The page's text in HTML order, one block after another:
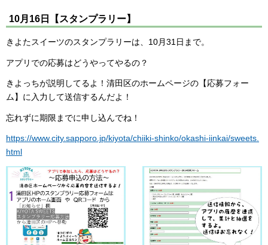
10月16日【スタンプラリー】
きよたスイーツのスタンプラリーは、10月31日まで。
アプリでの応募はどうやってやるの？
きよっちが説明してるよ！清田区のホームページの【応募フォー
ム】に入力して送信するんだよ！
忘れずに期限までに申し込んでね！
https://www.city.sapporo.jp/kiyota/chiiki-shinko/okashi-iinkai/sweets.
html